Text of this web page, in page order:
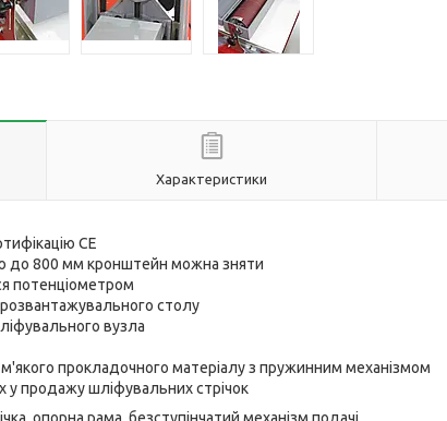
Характеристики
СЕ
до 800 мм кронштейн можна зняти
потенціометром
столу
вузла
прокладочного матеріалу з пружинним механізмом
у продажу шліфувальних стрічок